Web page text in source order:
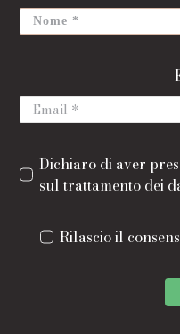
Dichiaro di aver
sul trattamento dei
Rilascio il